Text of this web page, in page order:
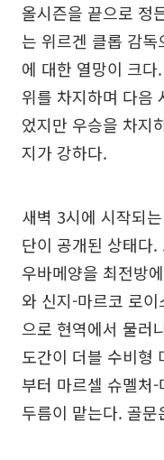
올시즌을 끝으로 정
는 위르겐 클롭 감
에 대한 열망이 크
위를 차지하며 다음
었지만 우승을 차지
지가 강하다.
새벽 3시에 시작되
단이 공개된 상태다
우바메양을 최전방
와 신지-마르코 로
으로 현역에서 물러
도간이 더블 수비형
부터 마르셀 슈멜처
두름이 맡는다. 골